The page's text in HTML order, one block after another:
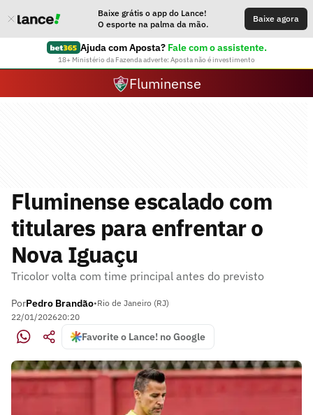
Baixe grátis o app do Lance!
O esporte na palma da mão.
Baixe agora
Ajuda com Aposta? Fale com o assistente.
18+ Ministério da Fazenda adverte: Aposta não é investimento
Fluminense
Fluminense escalado com
titulares para enfrentar o
Nova Iguaçu
Tricolor volta com time principal antes do previsto
PorPedro Brandão•Rio de Janeiro (RJ)
22/01/202620:20
Favorite o Lance! no Google